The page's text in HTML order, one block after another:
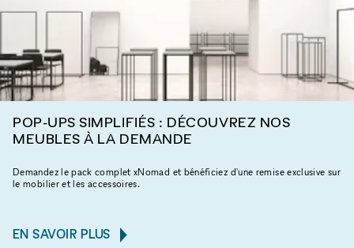
POP-UPS SIMPLIFIÉS : DÉCOUVREZ NOS
MEUBLES À LA DEMANDE
Demandez le pack complet xNomad et bénéficiez d'une remise exclusive sur
le mobilier et les accessoires.
EN SAVOIR PLUS